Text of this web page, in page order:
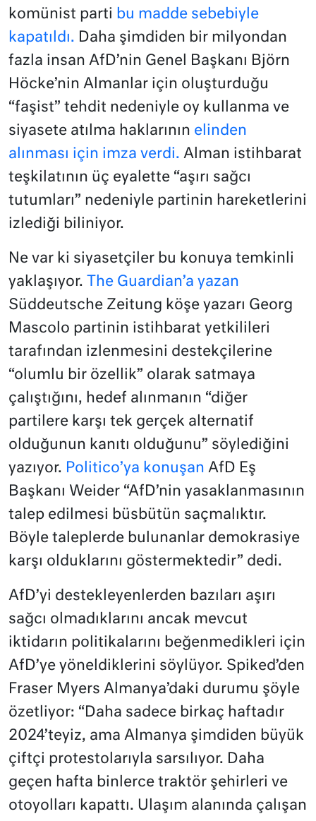
komünist parti bu madde sebebiyle
kapatıldı. Daha şimdiden bir milyondan
fazla insan AfD’nin Genel Başkanı Björn
Höcke’nin Almanlar için oluşturduğu
“faşist” tehdit nedeniyle oy kullanma ve
siyasete atılma haklarının elinden
alınması için imza verdi. Alman istihbarat
teşkilatının üç eyalette “aşırı sağcı
tutumları” nedeniyle partinin hareketlerini
izlediği biliniyor.
Ne var ki siyasetçiler bu konuya temkinli
yaklaşıyor. The Guardian’a yazan
Süddeutsche Zeitung köşe yazarı Georg
Mascolo partinin istihbarat yetkilileri
tarafından izlenmesini destekçilerine
“olumlu bir özellik” olarak satmaya
çalıştığını, hedef alınmanın “diğer
partilere karşı tek gerçek alternatif
olduğunun kanıtı olduğunu” söylediğini
yazıyor. Politico’ya konuşan AfD Eş
Başkanı Weider “AfD’nin yasaklanmasının
talep edilmesi büsbütün saçmalıktır.
Böyle taleplerde bulunanlar demokrasiye
karşı olduklarını göstermektedir” dedi.
AfD’yi destekleyenlerden bazıları aşırı
sağcı olmadıklarını ancak mevcut
iktidarın politikalarını beğenmedikleri için
AfD’ye yöneldiklerini söylüyor. Spiked’den
Fraser Myers Almanya’daki durumu şöyle
özetliyor: “Daha sadece birkaç haftadır
2024’teyiz, ama Almanya şimdiden büyük
çiftçi protestolarıyla sarsılıyor. Daha
geçen hafta binlerce traktör şehirleri ve
otoyolları kapattı. Ulaşım alanında çalışan